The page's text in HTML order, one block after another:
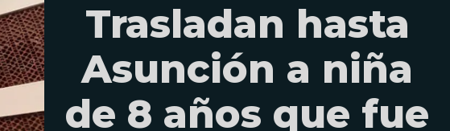
Trasladan hasta
Asunción a niña
de 8 años que fue